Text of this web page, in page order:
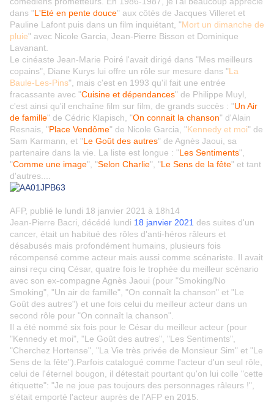
dans "L'Eté en pente douce" aux côtés de Jacques Villeret et
Pauline Lafont puis dans un film inquiétant, "Mort un dimanche de
pluie" avec Nicole Garcia, Jean-Pierre Bisson et Dominique
Lavanant.
Le cinéaste Jean-Marie Poiré l'avait dirigé dans "Mes meilleurs
copains", Diane Kurys lui offre un rôle sur mesure dans "La
Baule-Les-Pins", mais c'est en 1993 qu'il fait une entrée
fracassante avec "Cuisine et dépendances" de Philippe Muyl,
c'est ainsi qu'il enchaîne film sur film, de grands succès : "Un Air
de famille" de Cédric Klapisch, "On connait la chanson" d'Alain
Resnais, "Place Vendôme" de Nicole Garcia, "Kennedy et moi" de
Sam Karmann, et "Le Goût des autres" de Agnès Jaoui, sa
partenaire dans la vie. La liste est longue : "Les Sentiments",
"Comme une image", "Selon Charlie", "Le Sens de la fête" et tant
d'autres....
AFP, publié le lundi 18 janvier 2021 à 18h14
Jean-Pierre Bacri, décédé lundi 18 janvier 2021 des suites d'un
cancer, était un habitué des rôles d'anti-héros râleurs et
désabusés mais profondément humains, plusieurs fois
récompensé comme acteur mais aussi comme scénariste. Il avait
ainsi reçu cinq César, quatre fois le trophée du meilleur scénario
avec son ex-compagne Agnès Jaoui (pour "Smoking/No
Smoking", "Un air de famille", "On connaît la chanson" et "Le
Goût des autres") et une fois celui du meilleur acteur dans un
second rôle pour "On connaît la chanson".
Il a été nommé six fois pour le César du meilleur acteur (pour
"Kennedy et moi", "Le Goût des autres", "Les Sentiments",
"Cherchez Hortense", "La Vie très privée de Monsieur Sim" et "Le
Sens de la fête").Parfois catalogué comme l'acteur d'un seul rôle,
celui de l'éternel bougon, il détestait pourtant qu'on lui colle "cette
étiquette": "Je ne joue pas toujours des personnages râleurs !",
s'était emporté l'acteur auprès de l'AFP en 2015.